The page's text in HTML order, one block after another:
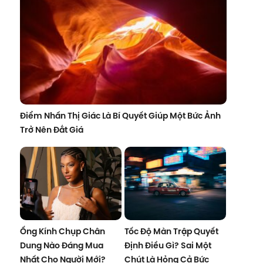
Điểm Nhấn Thị Giác Là Bí Quyết Giúp Một Bức Ảnh
Trở Nên Đắt Giá
Ống Kính Chụp Chân
Dung Nào Đáng Mua
Nhất Cho Người Mới?
Tốc Độ Màn Trập Quyết
Định Điều Gì? Sai Một
Chút Là Hỏng Cả Bức